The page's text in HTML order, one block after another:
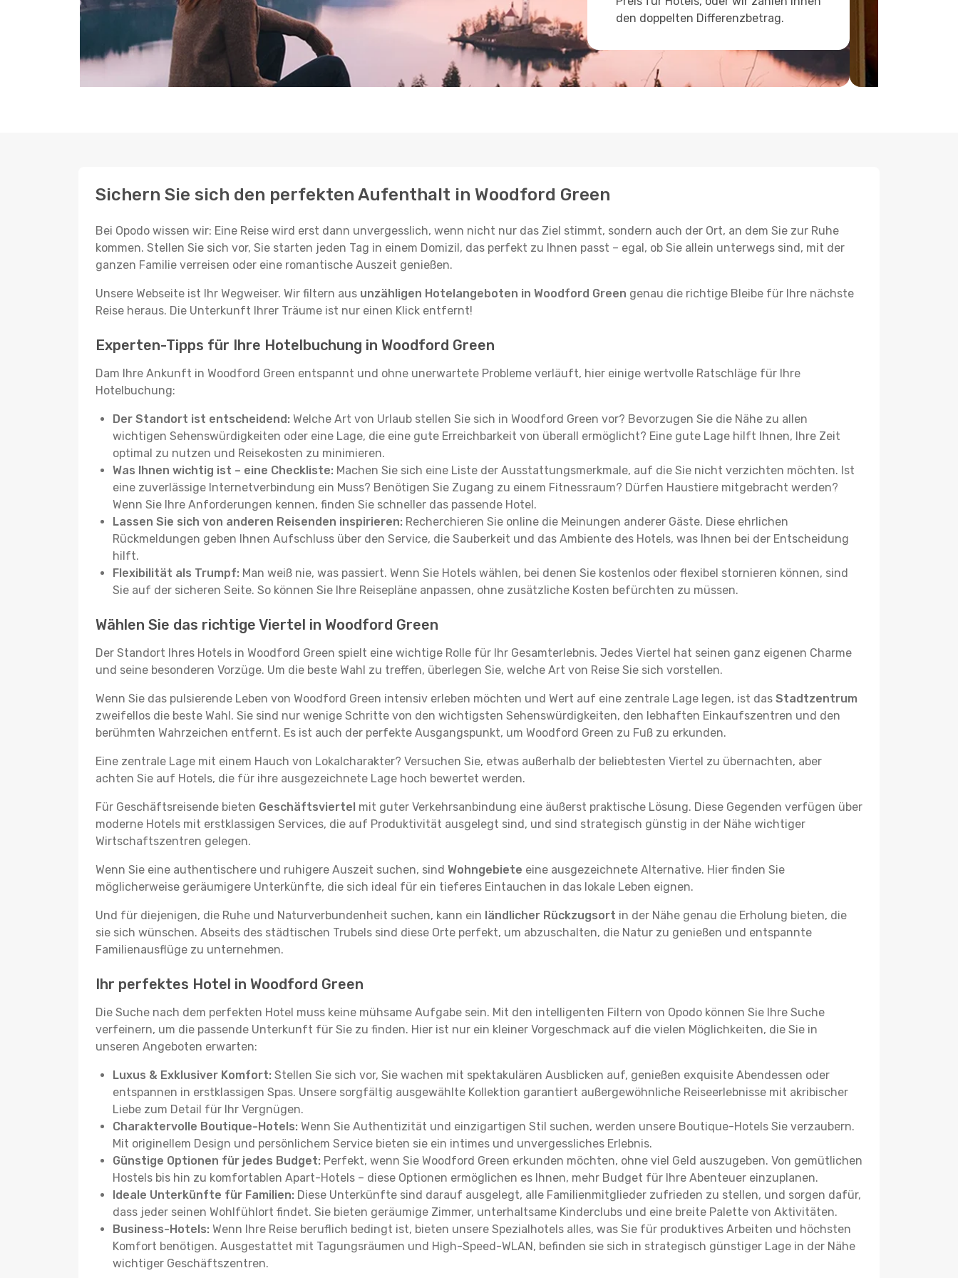
den doppelten Differenzbetrag.
Sichern Sie sich den perfekten Aufenthalt in Woodford Green
Bei Opodo wissen wir: Eine Reise wird erst dann unvergesslich, wenn nicht nur das Ziel stimmt, sondern auch der Ort, an dem Sie zur Ruhe
kommen. Stellen Sie sich vor, Sie starten jeden Tag in einem Domizil, das perfekt zu Ihnen passt – egal, ob Sie allein unterwegs sind, mit der
ganzen Familie verreisen oder eine romantische Auszeit genießen.
Unsere Webseite ist Ihr Wegweiser. Wir filtern aus unzähligen Hotelangeboten in Woodford Green genau die richtige Bleibe für Ihre nächste
Reise heraus. Die Unterkunft Ihrer Träume ist nur einen Klick entfernt!
Experten-Tipps für Ihre Hotelbuchung in Woodford Green
Dam Ihre Ankunft in Woodford Green entspannt und ohne unerwartete Probleme verläuft, hier einige wertvolle Ratschläge für Ihre
Hotelbuchung:
Der Standort ist entscheidend: Welche Art von Urlaub stellen Sie sich in Woodford Green vor? Bevorzugen Sie die Nähe zu allen
wichtigen Sehenswürdigkeiten oder eine Lage, die eine gute Erreichbarkeit von überall ermöglicht? Eine gute Lage hilft Ihnen, Ihre Zeit
optimal zu nutzen und Reisekosten zu minimieren.
Was Ihnen wichtig ist – eine Checkliste: Machen Sie sich eine Liste der Ausstattungsmerkmale, auf die Sie nicht verzichten möchten. Ist
eine zuverlässige Internetverbindung ein Muss? Benötigen Sie Zugang zu einem Fitnessraum? Dürfen Haustiere mitgebracht werden?
Wenn Sie Ihre Anforderungen kennen, finden Sie schneller das passende Hotel.
Lassen Sie sich von anderen Reisenden inspirieren: Recherchieren Sie online die Meinungen anderer Gäste. Diese ehrlichen
Rückmeldungen geben Ihnen Aufschluss über den Service, die Sauberkeit und das Ambiente des Hotels, was Ihnen bei der Entscheidung
hilft.
Flexibilität als Trumpf: Man weiß nie, was passiert. Wenn Sie Hotels wählen, bei denen Sie kostenlos oder flexibel stornieren können, sind
Sie auf der sicheren Seite. So können Sie Ihre Reisepläne anpassen, ohne zusätzliche Kosten befürchten zu müssen.
Wählen Sie das richtige Viertel in Woodford Green
Der Standort Ihres Hotels in Woodford Green spielt eine wichtige Rolle für Ihr Gesamterlebnis. Jedes Viertel hat seinen ganz eigenen Charme
und seine besonderen Vorzüge. Um die beste Wahl zu treffen, überlegen Sie, welche Art von Reise Sie sich vorstellen.
Wenn Sie das pulsierende Leben von Woodford Green intensiv erleben möchten und Wert auf eine zentrale Lage legen, ist das Stadtzentrum
zweifellos die beste Wahl. Sie sind nur wenige Schritte von den wichtigsten Sehenswürdigkeiten, den lebhaften Einkaufszentren und den
berühmten Wahrzeichen entfernt. Es ist auch der perfekte Ausgangspunkt, um Woodford Green zu Fuß zu erkunden.
Eine zentrale Lage mit einem Hauch von Lokalcharakter? Versuchen Sie, etwas außerhalb der beliebtesten Viertel zu übernachten, aber
achten Sie auf Hotels, die für ihre ausgezeichnete Lage hoch bewertet werden.
Für Geschäftsreisende bieten Geschäftsviertel mit guter Verkehrsanbindung eine äußerst praktische Lösung. Diese Gegenden verfügen über
moderne Hotels mit erstklassigen Services, die auf Produktivität ausgelegt sind, und sind strategisch günstig in der Nähe wichtiger
Wirtschaftszentren gelegen.
Wenn Sie eine authentischere und ruhigere Auszeit suchen, sind Wohngebiete eine ausgezeichnete Alternative. Hier finden Sie
möglicherweise geräumigere Unterkünfte, die sich ideal für ein tieferes Eintauchen in das lokale Leben eignen.
Und für diejenigen, die Ruhe und Naturverbundenheit suchen, kann ein ländlicher Rückzugsort in der Nähe genau die Erholung bieten, die
sie sich wünschen. Abseits des städtischen Trubels sind diese Orte perfekt, um abzuschalten, die Natur zu genießen und entspannte
Familienausflüge zu unternehmen.
Ihr perfektes Hotel in Woodford Green
Die Suche nach dem perfekten Hotel muss keine mühsame Aufgabe sein. Mit den intelligenten Filtern von Opodo können Sie Ihre Suche
verfeinern, um die passende Unterkunft für Sie zu finden. Hier ist nur ein kleiner Vorgeschmack auf die vielen Möglichkeiten, die Sie in
unseren Angeboten erwarten:
Luxus & Exklusiver Komfort: Stellen Sie sich vor, Sie wachen mit spektakulären Ausblicken auf, genießen exquisite Abendessen oder
entspannen in erstklassigen Spas. Unsere sorgfältig ausgewählte Kollektion garantiert außergewöhnliche Reiseerlebnisse mit akribischer
Liebe zum Detail für Ihr Vergnügen.
Charaktervolle Boutique-Hotels: Wenn Sie Authentizität und einzigartigen Stil suchen, werden unsere Boutique-Hotels Sie verzaubern.
Mit originellem Design und persönlichem Service bieten sie ein intimes und unvergessliches Erlebnis.
Günstige Optionen für jedes Budget: Perfekt, wenn Sie Woodford Green erkunden möchten, ohne viel Geld auszugeben. Von gemütlichen
Hostels bis hin zu komfortablen Apart-Hotels – diese Optionen ermöglichen es Ihnen, mehr Budget für Ihre Abenteuer einzuplanen.
Ideale Unterkünfte für Familien: Diese Unterkünfte sind darauf ausgelegt, alle Familienmitglieder zufrieden zu stellen, und sorgen dafür,
dass jeder seinen Wohlfühlort findet. Sie bieten geräumige Zimmer, unterhaltsame Kinderclubs und eine breite Palette von Aktivitäten.
Business-Hotels: Wenn Ihre Reise beruflich bedingt ist, bieten unsere Spezialhotels alles, was Sie für produktives Arbeiten und höchsten
Komfort benötigen. Ausgestattet mit Tagungsräumen und High-Speed-WLAN, befinden sie sich in strategisch günstiger Lage in der Nähe
wichtiger Geschäftszentren.